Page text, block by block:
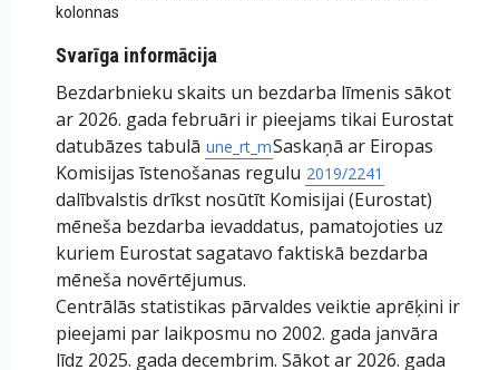
kolonnas
Svarīga informācija
Bezdarbnieku skaits un bezdarba līmenis sākot
ar 2026. gada februāri ir pieejams tikai Eurostat
datubāzes tabulā une_rt_mSaskaņā ar Eiropas
Komisijas īstenošanas regulu 2019/2241
dalībvalstis drīkst nosūtīt Komisijai (Eurostat)
mēneša bezdarba ievaddatus, pamatojoties uz
kuriem Eurostat sagatavo faktiskā bezdarba
mēneša novērtējumus.
Centrālās statistikas pārvaldes veiktie aprēķini ir
pieejami par laikposmu no 2002. gada janvāra
līdz 2025. gada decembrim. Sākot ar 2026. gada